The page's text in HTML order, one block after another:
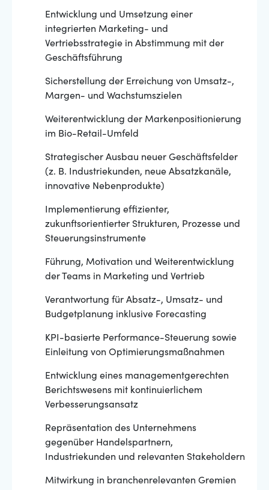
Entwicklung und Umsetzung einer
integrierten Marketing- und
Vertriebsstrategie in Abstimmung mit der
Geschäftsführung
Sicherstellung der Erreichung von Umsatz-,
Margen- und Wachstumszielen
Weiterentwicklung der Markenpositionierung
im Bio-Retail-Umfeld
Strategischer Ausbau neuer Geschäftsfelder
(z. B. Industriekunden, neue Absatzkanäle,
innovative Nebenprodukte)
Implementierung effizienter,
zukunftsorientierter Strukturen, Prozesse und
Steuerungsinstrumente
Führung, Motivation und Weiterentwicklung
der Teams in Marketing und Vertrieb
Verantwortung für Absatz-, Umsatz- und
Budgetplanung inklusive Forecasting
KPI-basierte Performance-Steuerung sowie
Einleitung von Optimierungsmaßnahmen
Entwicklung eines managementgerechten
Berichtswesens mit kontinuierlichem
Verbesserungsansatz
Repräsentation des Unternehmens
gegenüber Handelspartnern,
Industriekunden und relevanten Stakeholdern
Mitwirkung in branchenrelevanten Gremien